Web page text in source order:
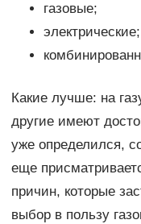
газовые;
электрические;
Какие лучше: на
другие имеют
уже определился,
еще
причин, которые
выбор в пользу